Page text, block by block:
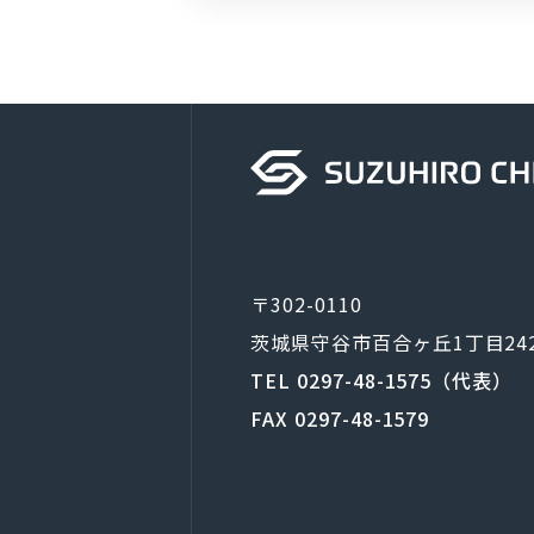
〒302-0110
茨城県守谷市百合ヶ丘1丁目
TEL 0297-48-1575（代表）
FAX 0297-48-1579